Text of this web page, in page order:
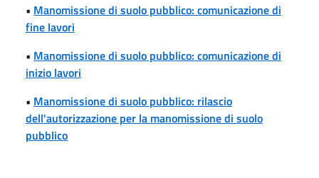
• Manomissione di suolo pubblico: comunicazione di
fine lavori
• Manomissione di suolo pubblico: comunicazione di
inizio lavori
• Manomissione di suolo pubblico: rilascio
dell'autorizzazione per la manomissione di suolo
pubblico